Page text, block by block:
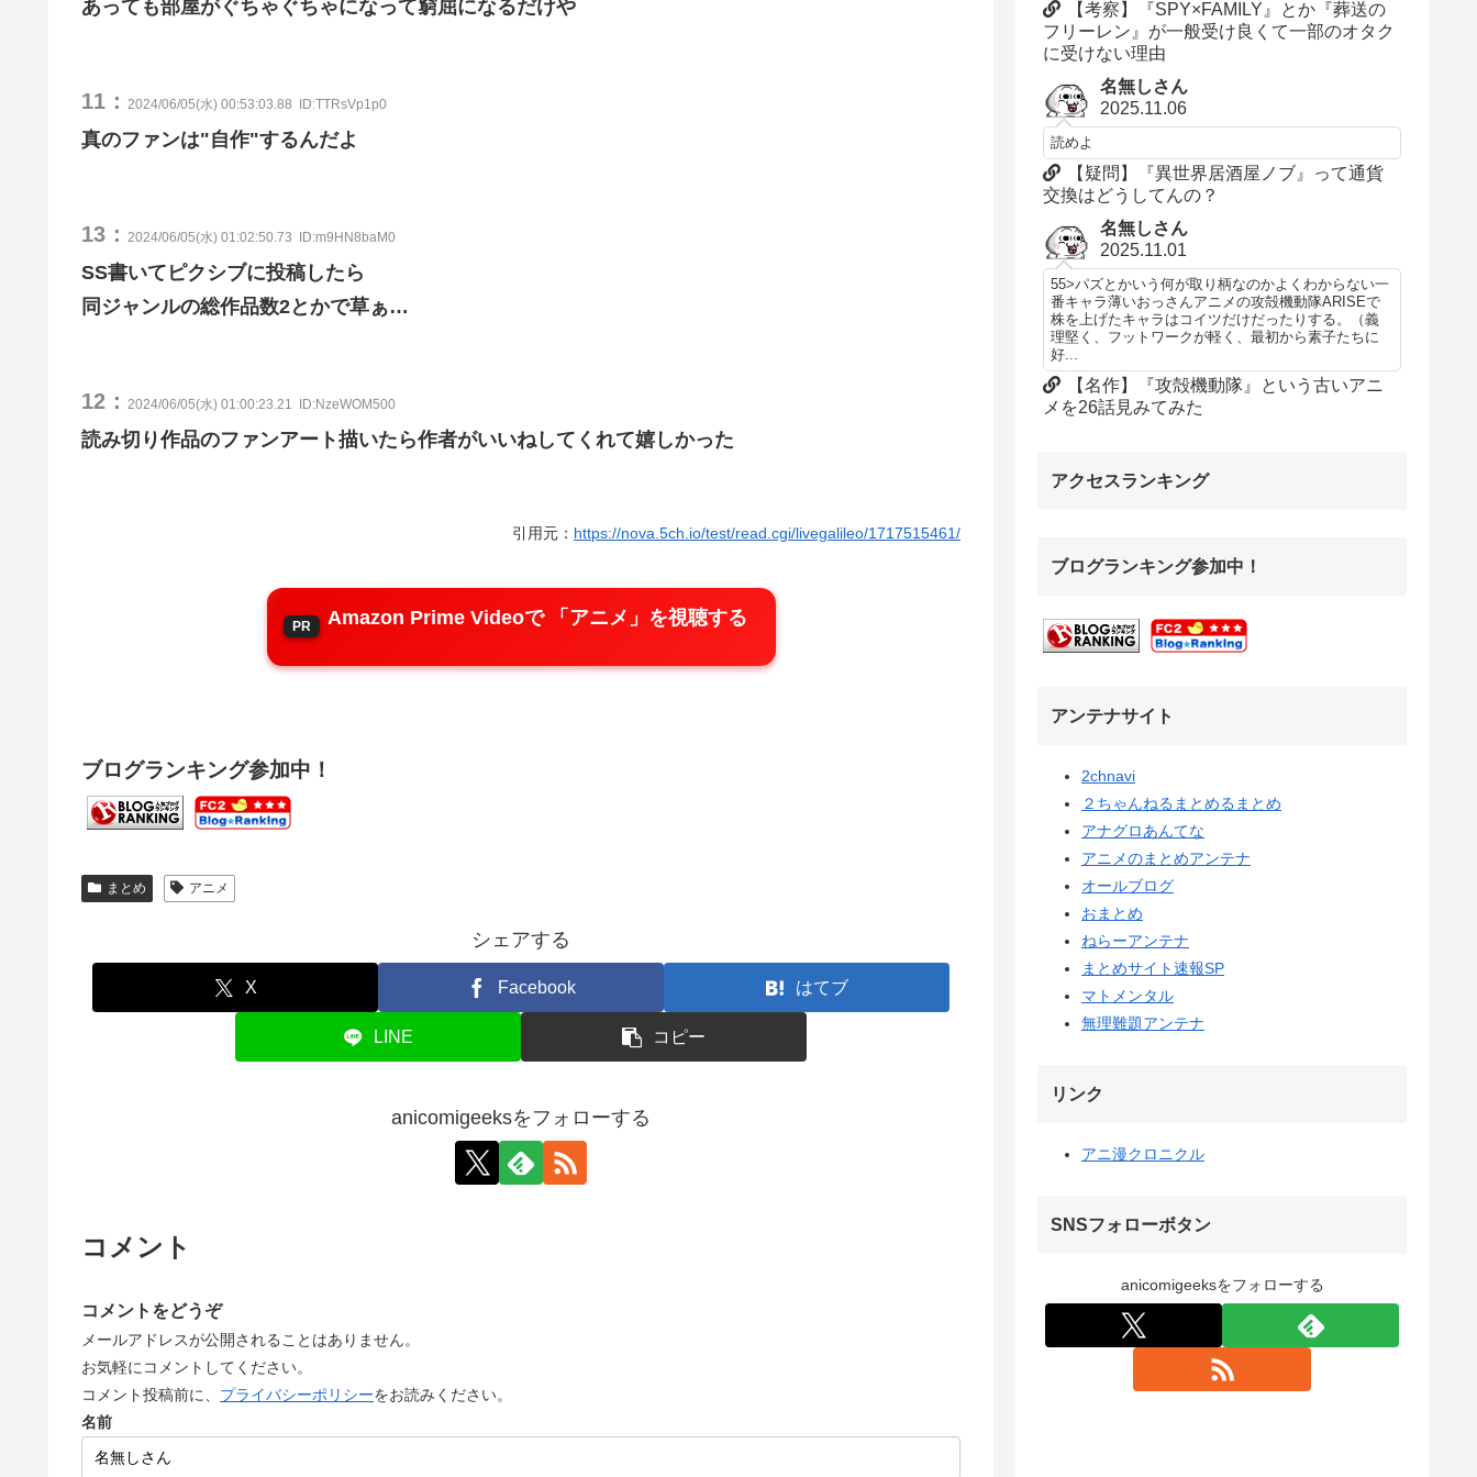
あっても部屋がぐちゃぐちゃになって窮屈になるだけや
11： 2024/06/05(水) 00:53:03.88 ID:TTRsVp1p0
真のファンは"自作"するんだよ
13： 2024/06/05(水) 01:02:50.73 ID:m9HN8baM0
SS書いてピクシブに投稿したら
同ジャンルの総作品数2とかで草ぁ…
12： 2024/06/05(水) 01:00:23.21 ID:NzeWOM500
読み切り作品のファンアート描いたら作者がいいねしてくれて嬉しかった
引用元： https://nova.5ch.io/test/read.cgi/livegalileo/1717515461/
Amazon Prime Videoで 「アニメ」を視聴する
ブログランキング参加中！
まとめ アニメ
シェアする
X Facebook はてブ
LINE コピー
anicomigeeksをフォローする
コメント
コメントをどうぞ
メールアドレスが公開されることはありません。
お気軽にコメントしてください。
コメント投稿前に、 プライバシーポリシーをお読みください。
名前
【考察】『SPY×FAMILY』とか『葬送の
フリーレン』が一般受け良くて一部のオタク
に受けない理由
名無しさん
2025.11.06
読めよ
【疑問】『異世界居酒屋ノブ』って通貨
交換はどうしてんの？
名無しさん
2025.11.01
55>パズとかいう何が取り柄なのかよくわからない一
番キャラ薄いおっさんアニメの攻殻機動隊ARISEで
株を上げたキャラはコイツだけだったりする。（義
理堅く、フットワークが軽く、最初から素子たちに
好...
【名作】『攻殻機動隊』という古いアニ
メを26話見みてみた
アクセスランキング
ブログランキング参加中！
アンテナサイト
2chnavi
２ちゃんねるまとめるまとめ
アナグロあんてな
アニメのまとめアンテナ
オールブログ
おまとめ
ねらーアンテナ
まとめサイト速報SP
マトメンタル
無理難題アンテナ
リンク
アニ漫クロニクル
SNSフォローボタン
anicomigeeksをフォローする